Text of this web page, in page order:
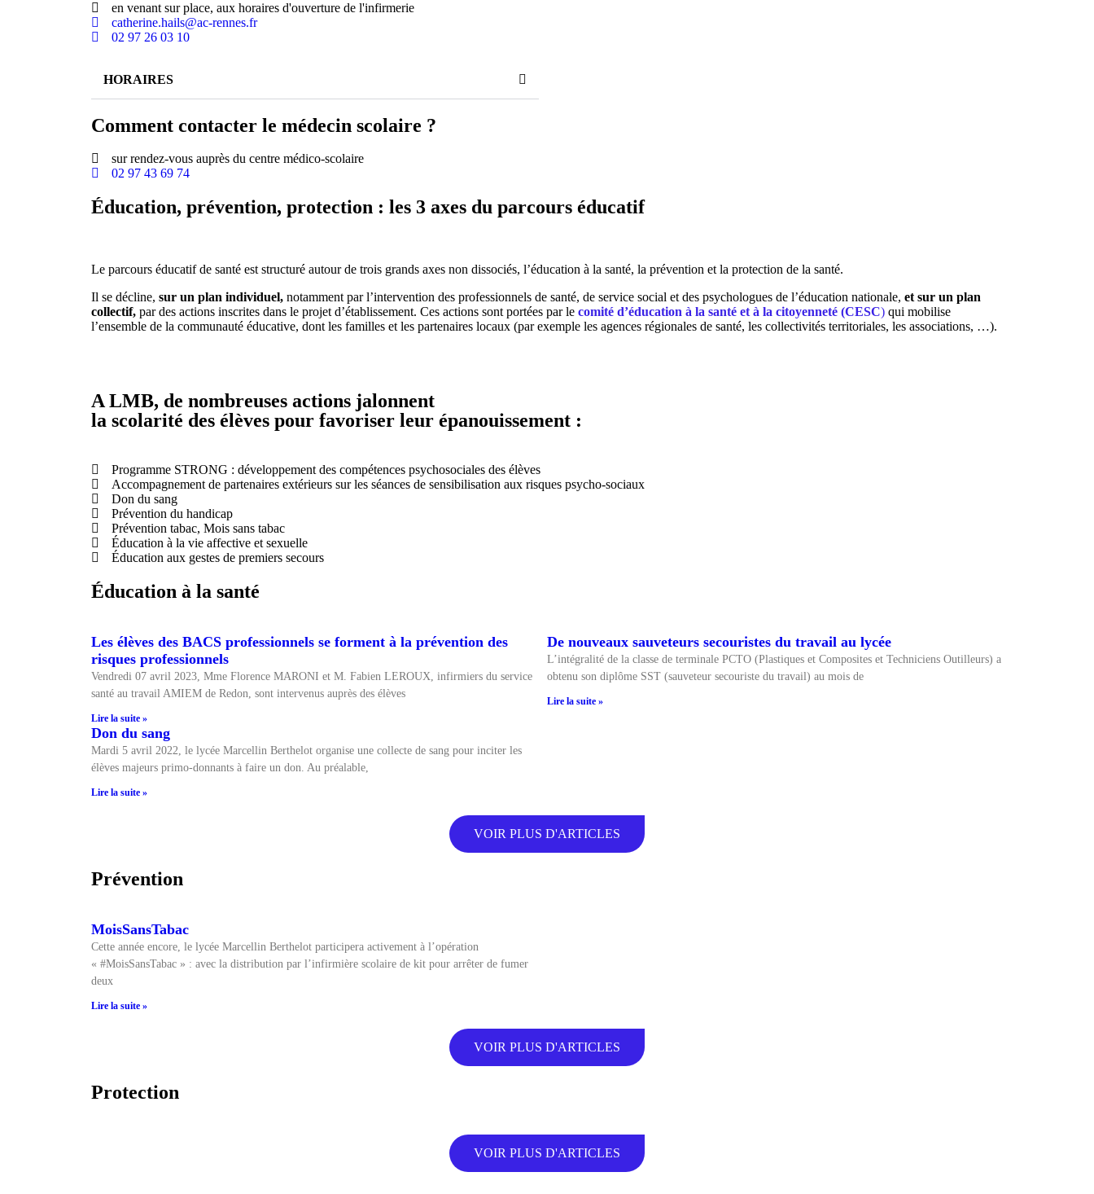
en venant sur place, aux horaires d'ouverture de l'infirmerie
catherine.hails@ac-rennes.fr
02 97 26 03 10
HORAIRES
Comment contacter le médecin scolaire ?
sur rendez-vous auprès du centre médico-scolaire
02 97 43 69 74
Éducation, prévention, protection : les 3 axes du parcours éducatif
Le parcours éducatif de santé est structuré autour de trois grands axes non dissociés, l’éducation à la santé, la prévention et la protection de la santé.
Il se décline, sur un plan individuel, notamment par l’intervention des professionnels de santé, de service social et des psychologues de l’éducation nationale, et sur un plan
collectif, par des actions inscrites dans le projet d’établissement. Ces actions sont portées par le comité d’éducation à la santé et à la citoyenneté (CESC) qui mobilise
l’ensemble de la communauté éducative, dont les familles et les partenaires locaux (par exemple les agences régionales de santé, les collectivités territoriales, les associations, …).
A LMB, de nombreuses actions jalonnent
la scolarité des élèves pour favoriser leur épanouissement :
Programme STRONG : développement des compétences psychosociales des élèves
Accompagnement de partenaires extérieurs sur les séances de sensibilisation aux risques psycho-sociaux
Don du sang
Prévention du handicap
Prévention tabac, Mois sans tabac
Éducation à la vie affective et sexuelle
Éducation aux gestes de premiers secours
Éducation à la santé
Les élèves des BACS professionnels se forment à la prévention des
risques professionnels
Vendredi 07 avril 2023, Mme Florence MARONI et M. Fabien LEROUX, infirmiers du service
santé au travail AMIEM de Redon, sont intervenus auprès des élèves
Lire la suite »
De nouveaux sauveteurs secouristes du travail au lycée
L’intégralité de la classe de terminale PCTO (Plastiques et Composites et Techniciens Outilleurs) a
obtenu son diplôme SST (sauveteur secouriste du travail) au mois de
Lire la suite »
Don du sang
Mardi 5 avril 2022, le lycée Marcellin Berthelot organise une collecte de sang pour inciter les
élèves majeurs primo-donnants à faire un don. Au préalable,
Lire la suite »
VOIR PLUS D'ARTICLES
Prévention
MoisSansTabac
Cette année encore, le lycée Marcellin Berthelot participera activement à l’opération
« #MoisSansTabac » : avec la distribution par l’infirmière scolaire de kit pour arrêter de fumer
deux
Lire la suite »
VOIR PLUS D'ARTICLES
Protection
VOIR PLUS D'ARTICLES